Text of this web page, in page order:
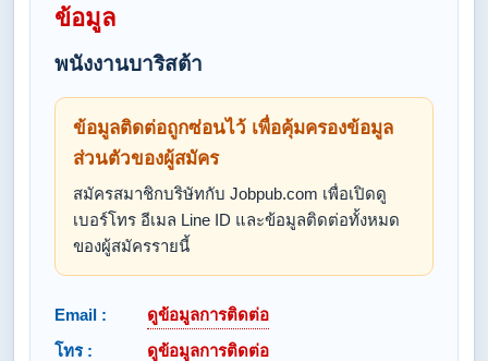
ข้อมูล
พนังงานบาริสต้า
ข้อมูลติดต่อถูกซ่อนไว้ เพื่อคุ้มครองข้อมูล
ส่วนตัวของผู้สมัคร
สมัครสมาชิกบริษัทกับ Jobpub.com เพื่อเปิดดู
เบอร์โทร อีเมล Line ID และข้อมูลติดต่อทั้งหมด
ของผู้สมัครรายนี้
Email :
ดูข้อมูลการติดต่อ
โทร :
ดูข้อมูลการติดต่อ